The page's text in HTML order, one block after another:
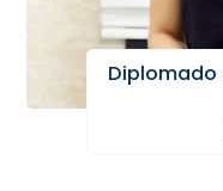
Diplomado